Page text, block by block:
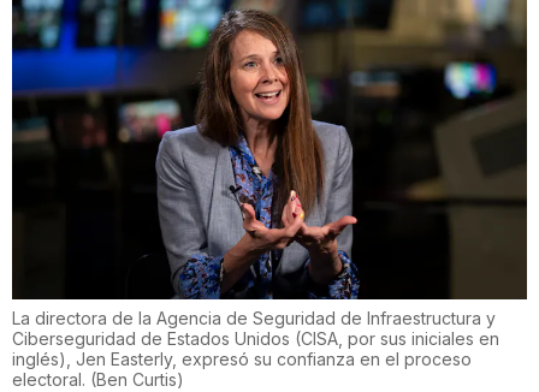
La directora de la Agencia de Seguridad de Infraestructura y
Ciberseguridad de Estados Unidos (CISA, por sus iniciales en
inglés), Jen Easterly, expresó su confianza en el proceso
electoral. (Ben Curtis)